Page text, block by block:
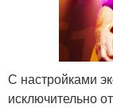
С настройками
исключительно